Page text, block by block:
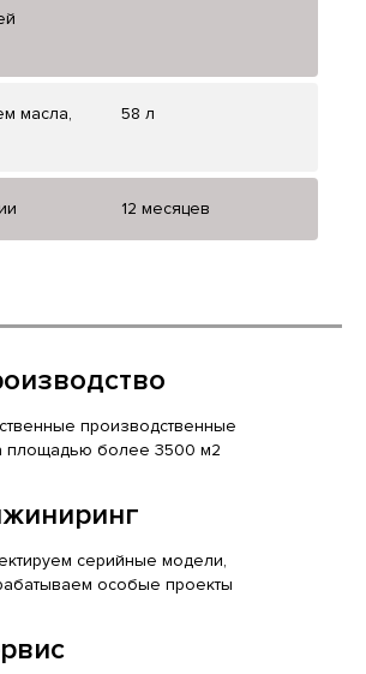
масла,
58 л
12 месяцев
производственные
площадью более 3500 м2
серийные модели,
особые проекты